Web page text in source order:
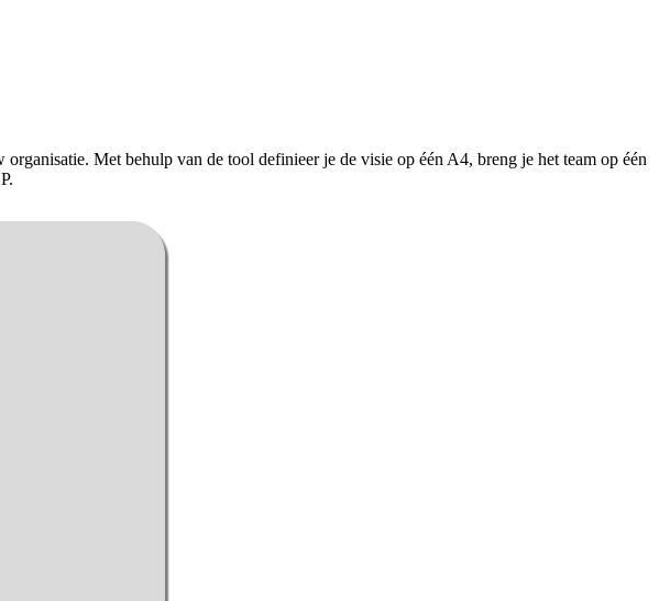
Met behulp van de tool definieer je de visie op één A4, breng je het team op één